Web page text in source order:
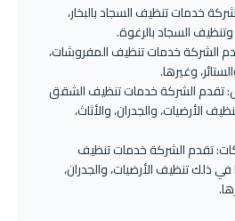
خدمات تنظيف السجاد بالبخار،
السجاد بالرغوة.
الشركة خدمات تنظيف المفروشات،
وغيرها.
تقدم الشركة خدمات تنظيف الشقق
الأرضيات، والجدران، والأثاث،
تقدم الشركة خدمات تنظيف
ذلك تنظيف الأرضيات، والجدران،